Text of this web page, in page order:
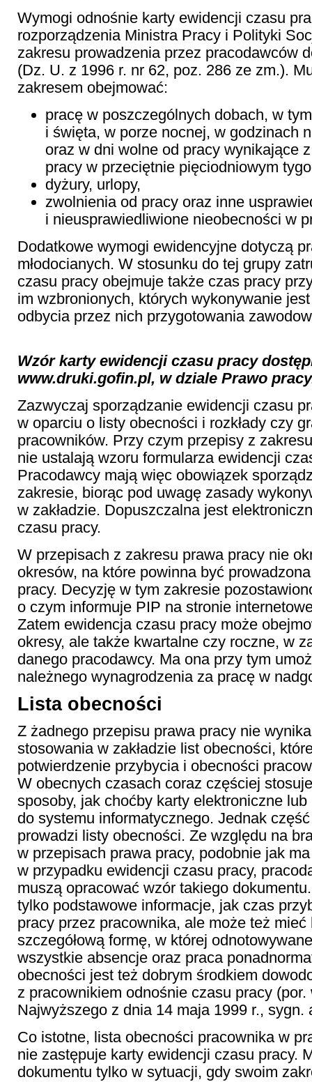
Wymogi odnośnie karty ewidencji czasu
rozporządzenia Ministra Pracy i Polityki
zakresu prowadzenia przez pracodawców
(Dz. U. z 1996 r. nr 62, poz. 286 ze zm.).
zakresem obejmować:
pracę w poszczególnych dobach, w
i święta, w porze nocnej, w godzinach
oraz w dni wolne od pracy wynikające
pracy w przeciętnie pięciodniowym
dyżury, urlopy,
zwolnienia od pracy oraz inne
i nieusprawiedliwione nieobecności w
Dodatkowe wymogi ewidencyjne dotyczą
młodocianych. W stosunku do tej grupy
czasu pracy obejmuje także czas pracy
im wzbronionych, których wykonywanie
odbycia przez nich przygotowania
Wzór karty ewidencji czasu pracy
www.druki.gofin.pl, w dziale Prawo
Zazwyczaj sporządzanie ewidencji czasu
w oparciu o listy obecności i rozkłady czy
pracowników. Przy czym przepisy z
nie ustalają wzoru formularza ewidencji
Pracodawcy mają więc obowiązek
zakresie, biorąc pod uwagę zasady
w zakładzie. Dopuszczalna jest
czasu pracy.
W przepisach z zakresu prawa pracy nie
okresów, na które powinna być
pracy. Decyzję w tym zakresie
o czym informuje PIP na stronie
Zatem ewidencja czasu pracy może
okresy, ale także kwartalne czy roczne, w
danego pracodawcy. Ma ona przy tym
należnego wynagrodzenia za pracę w
Lista obecności
Z żadnego przepisu prawa pracy nie
stosowania w zakładzie list obecności,
potwierdzenie przybycia i obecności
W obecnych czasach coraz częściej
sposoby, jak choćby karty elektroniczne
do systemu informatycznego. Jednak
prowadzi listy obecności. Ze względu na
w przepisach prawa pracy, podobnie jak
w przypadku ewidencji czasu pracy,
muszą opracować wzór takiego
tylko podstawowe informacje, jak czas
pracy przez pracownika, ale może też mieć
szczegółową formę, w której
wszystkie absencje oraz praca
obecności jest też dobrym środkiem
z pracownikiem odnośnie czasu pracy (por.
Najwyższego z dnia 14 maja 1999 r., sygn.
Co istotne, lista obecności pracownika w
nie zastępuje karty ewidencji czasu pracy.
dokumentu tylko w sytuacji, gdy swoim